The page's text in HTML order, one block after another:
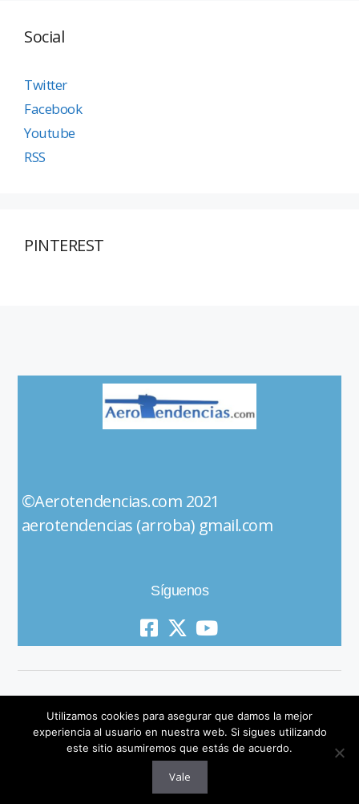
Social
Twitter
Facebook
Youtube
RSS
PINTEREST
©Aerotendencias.com 2021
aerotendencias (arroba) gmail.com
Síguenos
© 2019 All Rights Reserved
Utilizamos cookies para asegurar que damos la mejor
experiencia al usuario en nuestra web. Si sigues utilizando
este sitio asumiremos que estás de acuerdo.
Vale